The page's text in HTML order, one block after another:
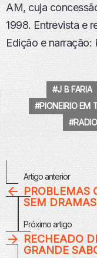
AM, cuja
1998. Entrevista e
Edição e narração:
J B FARIA
PIONEIRIO EM
RADIO
MaisArtigo anterior
PROBLEMAS
SEM
Próximo artigo
RECHEADO
GRANDE